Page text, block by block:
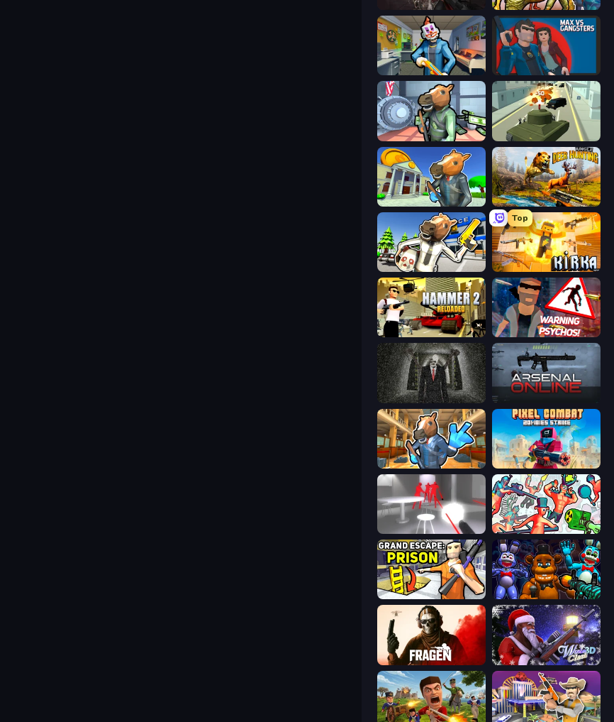
Monster Shooter Apocalypse
Save the Hostages Max vs Gangsters
Bank Robbery Secret Agent James
Bank Robbery 3 Jungle Deer Hunting
Bank Robbery: Escape
Top
Kirka.io
Hammer 2 City of Psychos
Slenderman Must Die: Underground Bunker Arsenal Online
Bank Robbery 2 Pixel Combat: Zombies Strike
SuperHot Funny Shooter 2
Grand Escape: Prison FNaF Shooter
Fragen Winter Clash 3D